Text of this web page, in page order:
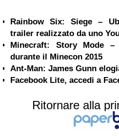
Rainbow Six: Siege –
trailer realizzato da uno
Minecraft: Story Mode
durante il Minecon 2015
Ant-Man: James Gunn
Facebook Lite, accedi a
Ritornare alla